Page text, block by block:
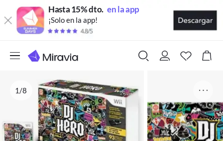
Hasta 15% dto. en la app
¡Solo en la app!
1/8